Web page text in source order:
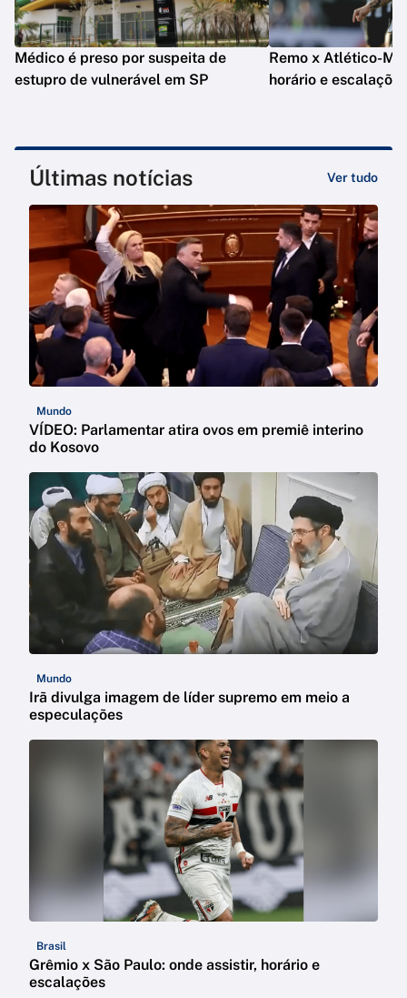
Médico é preso por suspeita de
estupro de vulnerável em SP
Remo x Atlético-
horário e escalações
Últimas notícias Ver tudo
Mundo
VÍDEO: Parlamentar atira ovos em premiê interino
do Kosovo
Mundo
Irã divulga imagem de líder supremo em meio a
especulações
Brasil
Grêmio x São Paulo: onde assistir, horário e
escalações